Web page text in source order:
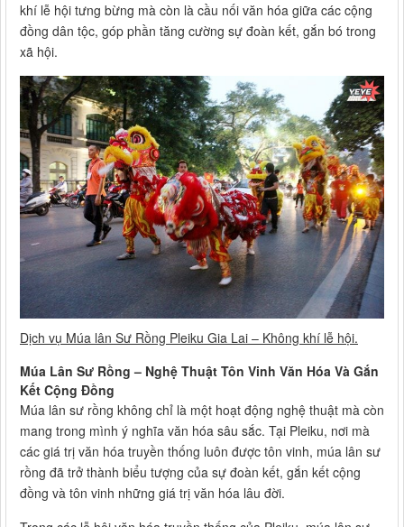
khí lễ hội tưng bừng mà còn là cầu nối văn hóa giữa các cộng
đồng dân tộc, góp phần tăng cường sự đoàn kết, gắn bó trong
xã hội.
Dịch vụ Múa lân Sư Rồng Pleiku Gia Lai – Không khí lễ hội.
Múa Lân Sư Rồng – Nghệ Thuật Tôn Vinh Văn Hóa Và Gắn
Kết Cộng Đồng
Múa lân sư rồng không chỉ là một hoạt động nghệ thuật mà còn
mang trong mình ý nghĩa văn hóa sâu sắc. Tại Pleiku, nơi mà
các giá trị văn hóa truyền thống luôn được tôn vinh, múa lân sư
rồng đã trở thành biểu tượng của sự đoàn kết, gắn kết cộng
đồng và tôn vinh những giá trị văn hóa lâu đời.